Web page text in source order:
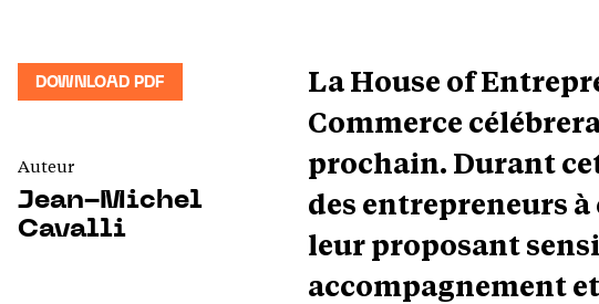
DOWNLOAD PDF
Auteur
Jean-Michel
Cavalli
La House of
Commerce
prochain. Durant
des entrepreneurs
leur proposant
accompagnement